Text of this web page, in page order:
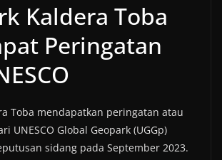
Kaldera Toba
Peringatan
Toba mendapatkan peringatan atau
UNESCO Global Geopark (UGGp)
sidang pada September 2023.